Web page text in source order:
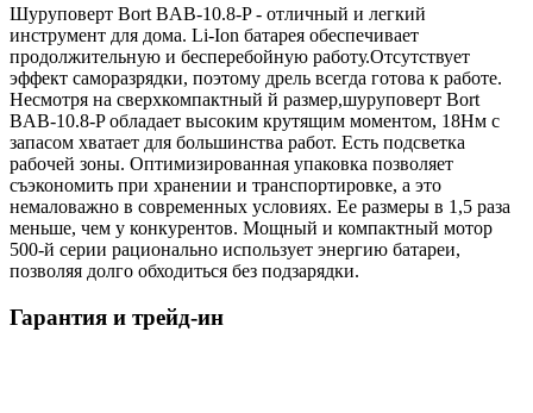
Шуруповерт Bort BAB-10.8-P - отличный и легкий
инструмент для дома. Li-Ion батарея обеспечивает
продолжительную и бесперебойную работу.Отсутствует
эффект саморазрядки, поэтому дрель всегда готова к работе.
Несмотря на сверхкомпактный й размер,шуруповерт Bort
BAB-10.8-P обладает высоким крутящим моментом, 18Нм с
запасом хватает для большинства работ. Есть подсветка
рабочей зоны. Оптимизированная упаковка позволяет
съэкономить при хранении и транспортировке, а это
немаловажно в современных условиях. Ее размеры в 1,5 раза
меньше, чем у конкурентов. Мощный и компактный мотор
500-й серии рационально использует энергию батареи,
позволяя долго обходиться без подзарядки.
Гарантия и трейд-ин